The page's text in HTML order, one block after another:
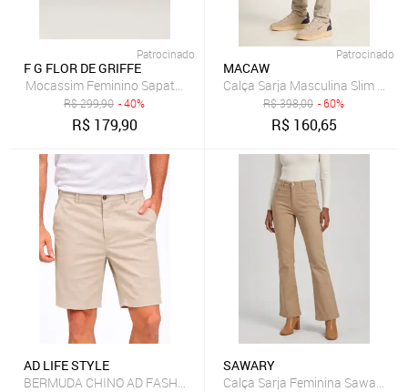
Patrocinado
F G FLOR DE GRIFFE
Mocassim Feminino Sapato Em Couro Legítimo Areia Flor de Griffe
R$299,90 - 40%
R$ 179,90
Patrocinado
MACAW
R$398,00 - 60%
R$ 160,65
AD LIFE STYLE
BERMUDA CHINO AD FASHION MASC AREIA
SAWARY
Calça Sarja Feminina Sawary